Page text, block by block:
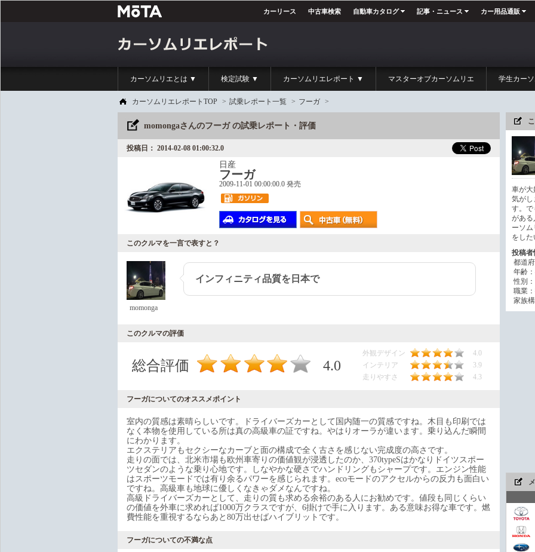
カーリース 中古車検索 自動車カタログ 記事・ニュース カー用品通販
カーソムリエとは ▼ 検定試験 ▼ カーソムリエレポート ▼ マスターオブカーソムリエ 学生カー
カーソムリエレポートTOP > 試乗レポート一覧 > フーガ >
momongaさんのフーガ の試乗レポート・評価
投稿日： 2014-02-08 01:00:32.0
日産
フーガ
2009-11-01 00:00:00.0 発売
このクルマを一言で表すと？
momonga
インフィニティ品質を日本で
このクルマの評価
総合評価 4.0
外観デザイン
4.0
インテリア
3.9
走りやすさ
4.3
フーガについてのオススメポイント
室内の質感は素晴らしいです。ドライバーズカーとして国内随一の質感ですね。木目も印刷では
なく本物を使用している所は真の高級車の証ですね。やはりオーラが違います。乗り込んだ瞬間
にわかります。
エクステリアもセクシーなカーブと面の構成で全く古さを感じない完成度の高さです。
走りの面では、北米市場も欧州車寄りの価値観が浸透したのか、370typeSはかなりドイツスポー
ツセダンのような乗り心地です。しなやかな硬さでハンドリングもシャープです。エンジン性能
はスポーツモードでは有り余るパワーを感じられます。ecoモードのアクセルからの反力も面白い
ですね。高級車も地球に優しくなきゃダメなんですね。
高級ドライバーズカーとして、走りの質も求める余裕のある人にお勧めです。値段も同じくらい
の価値を外車に求めれば1000万クラスですが、6掛けで手に入ります。ある意味お得な車です。燃
費性能を重視するならあと80万出せばハイブリットです。
フーガについての不満な点
車が大
気がし
す。で
がある
ーソ
をした
投稿者
都道
年齢
性別
職業
家族
今や